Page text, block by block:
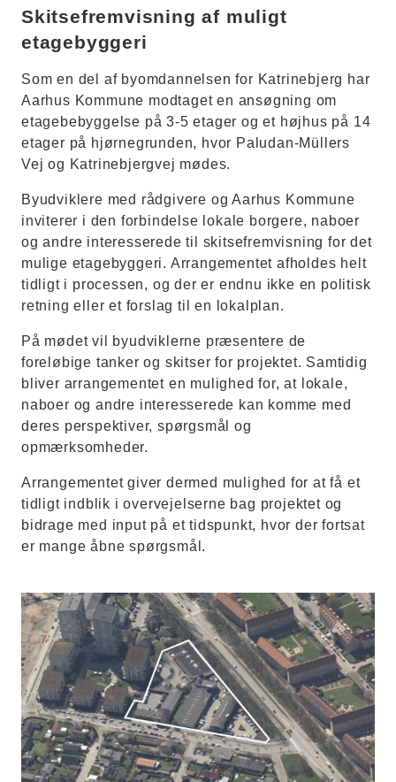
Skitsefremvisning af muligt
etagebyggeri
Som en del af byomdannelsen for Katrinebjerg har
Aarhus Kommune modtaget en ansøgning om
etagebebyggelse på 3-5 etager og et højhus på 14
etager på hjørnegrunden, hvor Paludan-Müllers
Vej og Katrinebjergvej mødes.
Byudviklere med rådgivere og Aarhus Kommune
inviterer i den forbindelse lokale borgere, naboer
og andre interesserede til skitsefremvisning for det
mulige etagebyggeri. Arrangementet afholdes helt
tidligt i processen, og der er endnu ikke en politisk
retning eller et forslag til en lokalplan.
På mødet vil byudviklerne præsentere de
foreløbige tanker og skitser for projektet. Samtidig
bliver arrangementet en mulighed for, at lokale,
naboer og andre interesserede kan komme med
deres perspektiver, spørgsmål og
opmærksomheder.
Arrangementet giver dermed mulighed for at få et
tidligt indblik i overvejelserne bag projektet og
bidrage med input på et tidspunkt, hvor der fortsat
er mange åbne spørgsmål.
afgrænsning katrinebjerg